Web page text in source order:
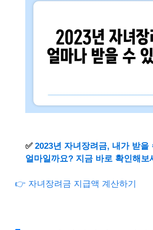
✅ 2023년 자녀장려금, 내가 받을
얼마일까요? 지금 바로 확인해보
👉 자녀장려금 지급액 계산하기